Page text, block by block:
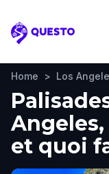
Questo
Home > Los
et quoi